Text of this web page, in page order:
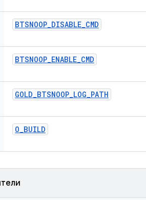
BTSNOOP_DISABLE_CMD
BTSNOOP_ENABLE_CMD
GOLD_BTSNOOP_LOG_PATH
O_BUILD